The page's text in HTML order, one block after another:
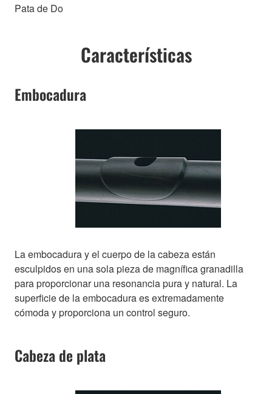
Pata de Do
Características
Embocadura
La embocadura y el cuerpo de la cabeza están
esculpidos en una sola pieza de magnífica granadilla
para proporcionar una resonancia pura y natural. La
superficie de la embocadura es extremadamente
cómoda y proporciona un control seguro.
Cabeza de plata